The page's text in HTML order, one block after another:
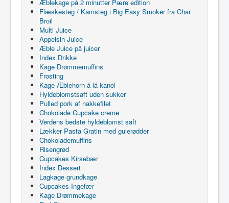
Æblekage på 2 minutter Pære edition
Flæskesteg / Kamsteg i Big Easy Smoker fra Char
Broil
Multi Juice
Appelsin Juice
Æble Juice på juicer
Index Drikke
Kage Drømmemuffins
Frosting
Kage Æblehorn á lá kanel
Hyldeblomstsaft uden sukker
Pulled pork af nakkefilet
Chokolade Cupcake creme
Verdens bedste hyldeblomst saft
Lækker Pasta Gratin med gulerødder
Chokolademuffins
Risengrød
Cupcakes Kirsebær
Index Dessert
Lagkage grundkage
Cupcakes Ingefær
Kage Drømmekage